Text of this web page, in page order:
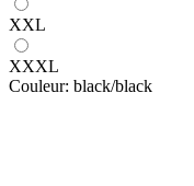
XXL
XXXL
Couleur: black/black